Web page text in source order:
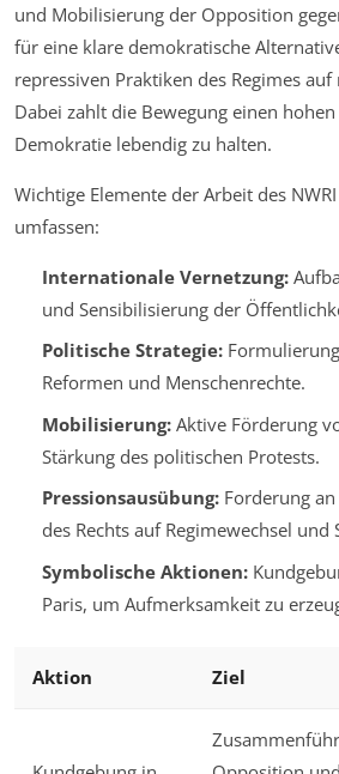
und Mobilisierung der Opposition
für eine klare demokratische
repressiven Praktiken des Regimes
Dabei zahlt die Bewegung einen
Demokratie lebendig zu halten.
Wichtige Elemente der Arbeit des
umfassen:
Internationale Vernetzung:
und Sensibilisierung der
Politische Strategie:
Reformen und Menschenrechte.
Mobilisierung:Aktive Förderung
Stärkung des politischen Protests.
Pressionsausübung:Forderung an
des Rechts auf Regimewechsel und
Symbolische Aktionen:
Paris, um Aufmerksamkeit zu
Aktion Ziel